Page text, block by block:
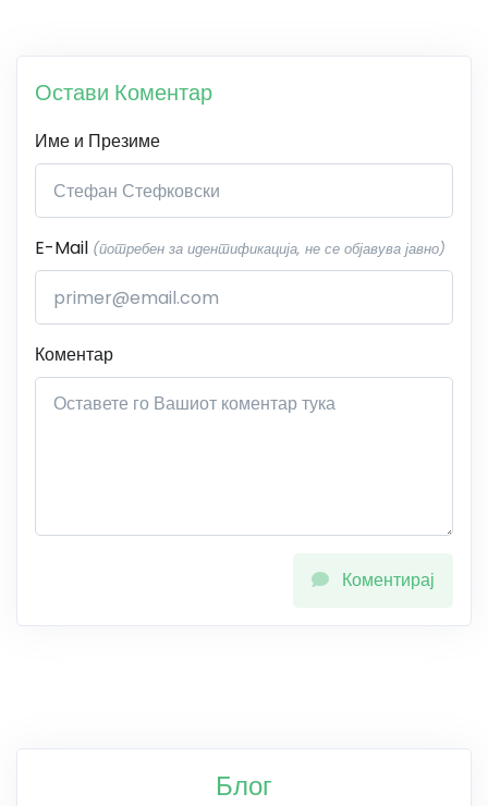
Остави Коментар
Име и Презиме
E-Mail (потребен за идентификација, не се објавува јавно)
Коментар
Коментирај
Блог